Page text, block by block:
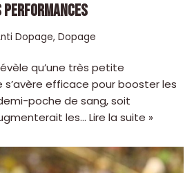
Dopage, Dopage
qu’une très petite
s’avère efficace pour booster les
poche de sang, soit
les… Lire la suite »